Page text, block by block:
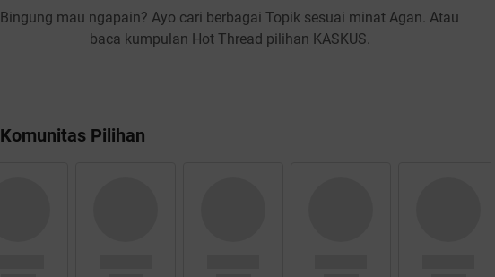
Bingung mau ngapain? Ayo cari berbagai Topik sesuai minat Agan. Atau
baca kumpulan Hot Thread pilihan KASKUS.
Komunitas Pilihan